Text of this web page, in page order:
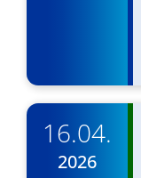
16.04.
2026